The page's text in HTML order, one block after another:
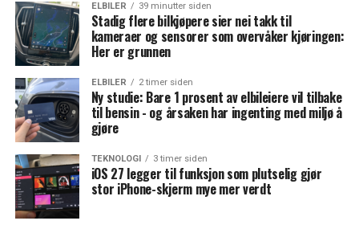
ELBILER 39 minutter siden
Stadig flere bilkjøpere sier nei takk til
kameraer og sensorer som overvåker kjøringen:
Her er grunnen
ELBILER 2 timer siden
Ny studie: Bare 1 prosent av elbileiere vil tilbake
til bensin - og årsaken har ingenting med miljø å
gjøre
TEKNOLOGI 3 timer siden
iOS 27 legger til funksjon som plutselig gjør
stor iPhone-skjerm mye mer verdt